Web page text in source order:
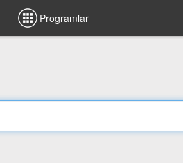
Programlar